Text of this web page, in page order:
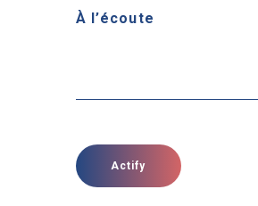
À l’écoute
Actify